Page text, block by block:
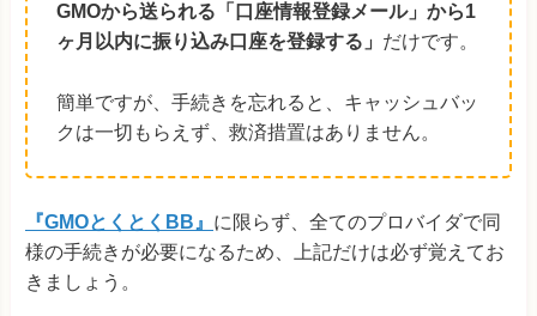
GMOから送られる「口座情報登録メール」から1
ヶ月以内に振り込み口座を登録する」 だけです。
簡単ですが、手続きを忘れると、キャッシュバッ
クは一切もらえず、救済措置はありません。
『GMOとくとくBB』 に限らず、全てのプロバイダで同
様の手続きが必要になるため、上記だけは必ず覚えてお
きましょう。